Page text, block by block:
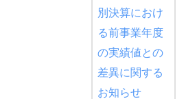
別決算におけ
る前事業年度
の実績値との
差異に関する
お知らせ